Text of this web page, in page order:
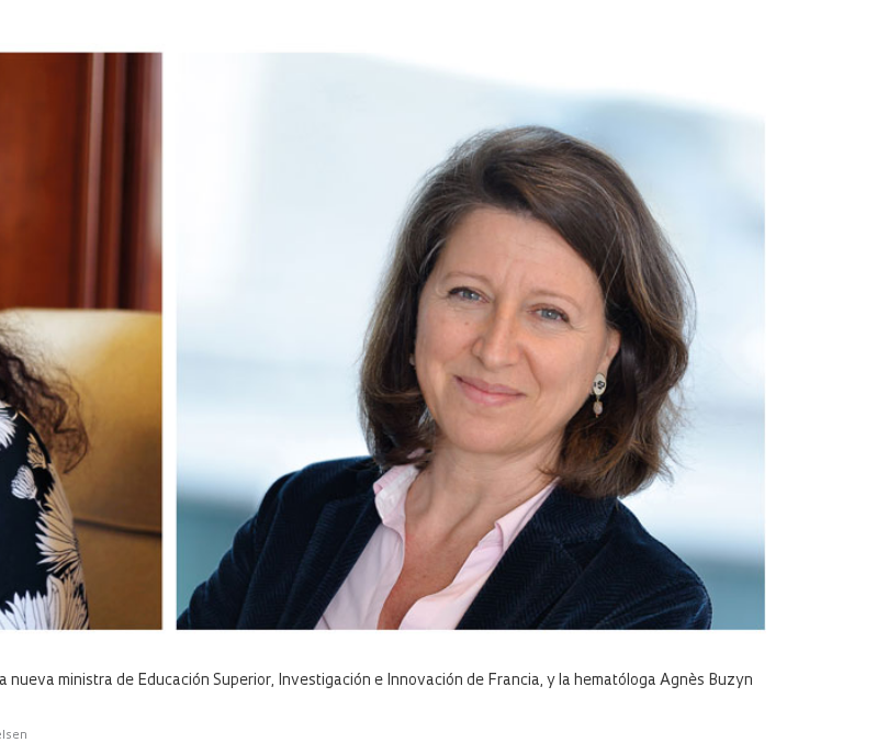
nueva ministra de Educación Superior, Investigación e Innovación de Francia, y la hematóloga Agnès Buzyn